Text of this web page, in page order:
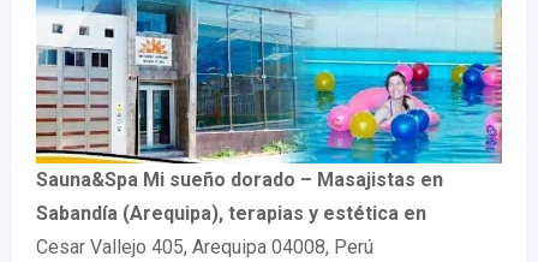
Sauna&Spa Mi sueño dorado – Masajistas en
Sabandía (Arequipa), terapias y estética en
Cesar Vallejo 405, Arequipa 04008, Perú